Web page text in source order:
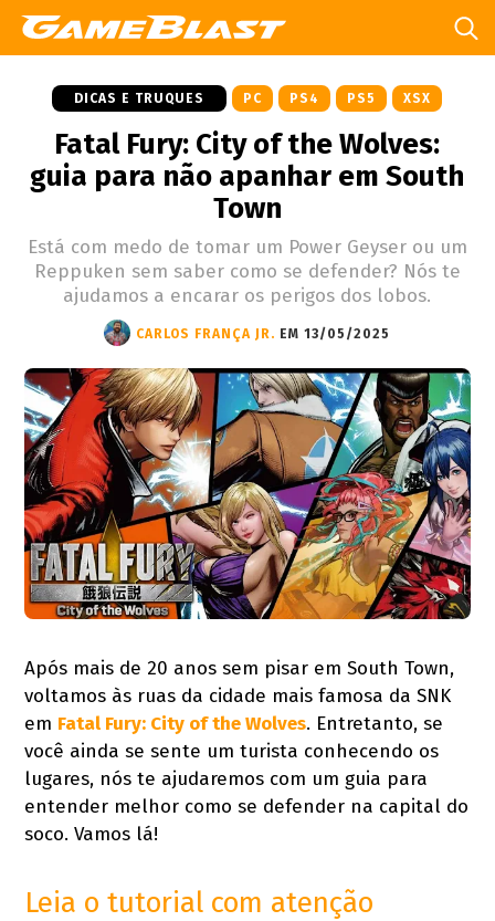
DICAS E TRUQUES PC PS4 PS5 XSX
Fatal Fury: City of the Wolves:
guia para não apanhar em South
Town
Está com medo de tomar um Power Geyser ou um
Reppuken sem saber como se defender? Nós te
ajudamos a encarar os perigos dos lobos.
CARLOS FRANÇA JR. EM 13/05/2025
Após mais de 20 anos sem pisar em South Town,
voltamos às ruas da cidade mais famosa da SNK
em Fatal Fury: City of the Wolves. Entretanto, se
você ainda se sente um turista conhecendo os
lugares, nós te ajudaremos com um guia para
entender melhor como se defender na capital do
soco. Vamos lá!
Leia o tutorial com atenção